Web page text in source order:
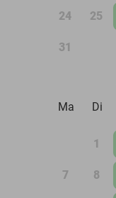
24 25
31
Ma
Di
1
7 8